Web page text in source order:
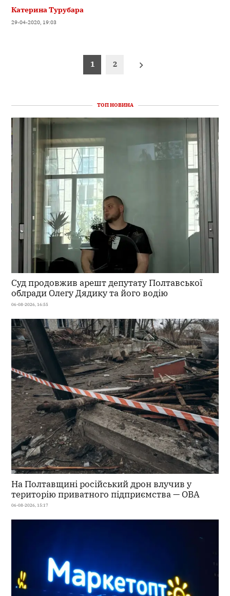
Катерина Турубара
29-04-2020, 19:03
1 2
ТОП НОВИНА
Суд продовжив арешт депутату Полтавської
облради Олегу Дядику та його водію
06-08-2026, 16:55
На Полтавщині російський дрон влучив у
територію приватного підприємства — ОВА
06-08-2026, 15:17